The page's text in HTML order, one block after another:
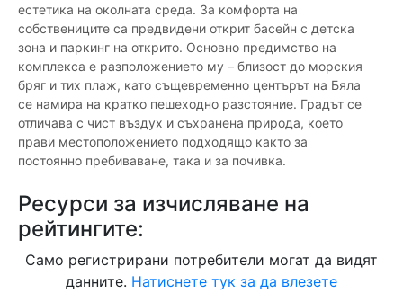
естетика на околната среда. За комфорта на
собствениците са предвидени открит басейн с детска
зона и паркинг на открито. Основно предимство на
комплекса е разположението му – близост до морския
бряг и тих плаж, като същевременно центърът на Бяла
се намира на кратко пешеходно разстояние. Градът се
отличава с чист въздух и съхранена природа, което
прави местоположението подходящо както за
постоянно пребиваване, така и за почивка.
Ресурси за изчисляване на
рейтингите:
Само регистрирани потребители могат да видят
данните. Натиснете тук за да влезете